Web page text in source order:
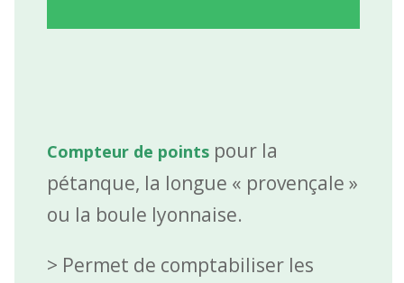
Compteur de points pour la
pétanque, la longue « provençale »
ou la boule lyonnaise.
> Permet de comptabiliser les